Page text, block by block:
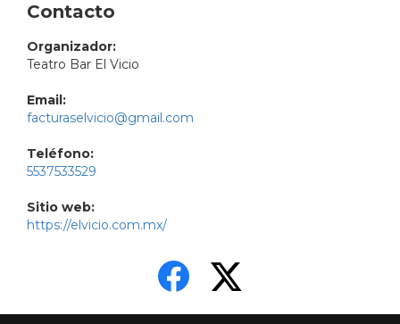
Contacto
Organizador:
Teatro Bar El Vicio
Email:
facturaselvicio@gmail.com
Teléfono:
5537533529
Sitio web:
https://elvicio.com.mx/